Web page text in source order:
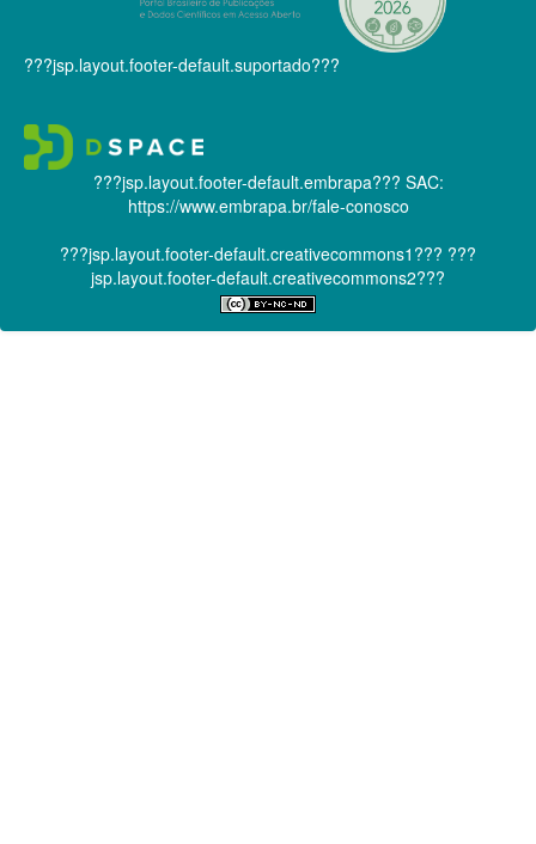
???jsp.layout.footer-default.suportado???
???jsp.layout.footer-default.embrapa??? SAC:
https://www.embrapa.br/fale-conosco
???jsp.layout.footer-default.creativecommons1??? ???
jsp.layout.footer-default.creativecommons2???